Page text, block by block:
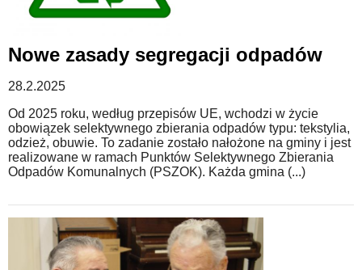
Nowe zasady segregacji odpadów
28.2.2025
Od 2025 roku, według przepisów UE, wchodzi w życie
obowiązek selektywnego zbierania odpadów typu: tekstylia,
odzież, obuwie. To zadanie zostało nałożone na gminy i jest
realizowane w ramach Punktów Selektywnego Zbierania
Odpadów Komunalnych (PSZOK). Każda gmina (...)